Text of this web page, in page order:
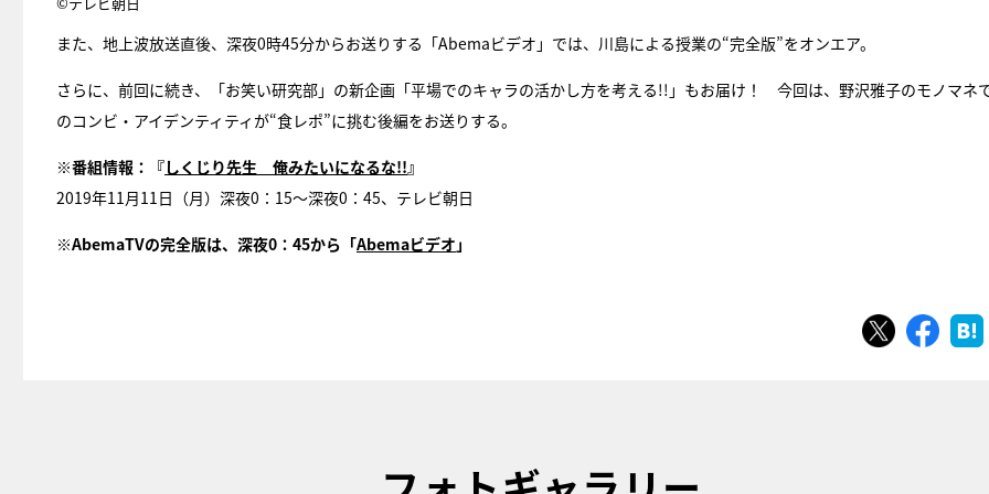
また、地上波放送直後、深夜0時45分からお送りする「Abemaビデオ」では、川島による授業の“完全版”をオンエア。
さらに、前回に続き、「お笑い研究部」の新企画「平場でのキャラの活かし方を考える!!」もお届け！ 今回は、野沢雅子のモノマネ
のコンビ・アイデンティティが“食レポ”に挑む後編をお送りする。
※番組情報：『しくじり先生 俺みたいになるな!!』
2019年11月11日（月）深夜0：15～深夜0：45、テレビ朝日
※AbemaTVの完全版は、深夜0：45から「Abemaビデオ 」
ツイートシェ